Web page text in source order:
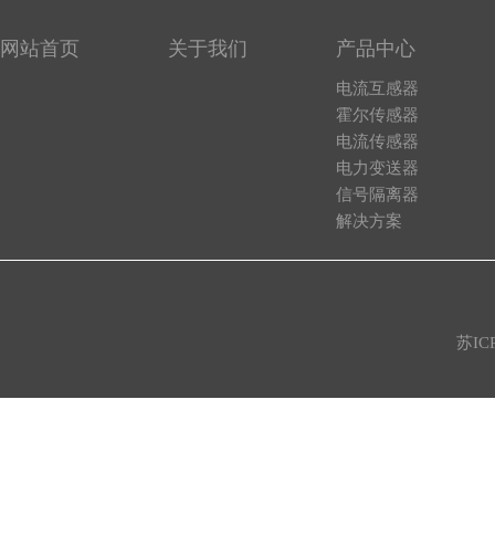
网站首页 关于我们 产品中心
电流互感器
霍尔传感器
电流传感器
电力变送器
信号隔离器
解决方案
苏